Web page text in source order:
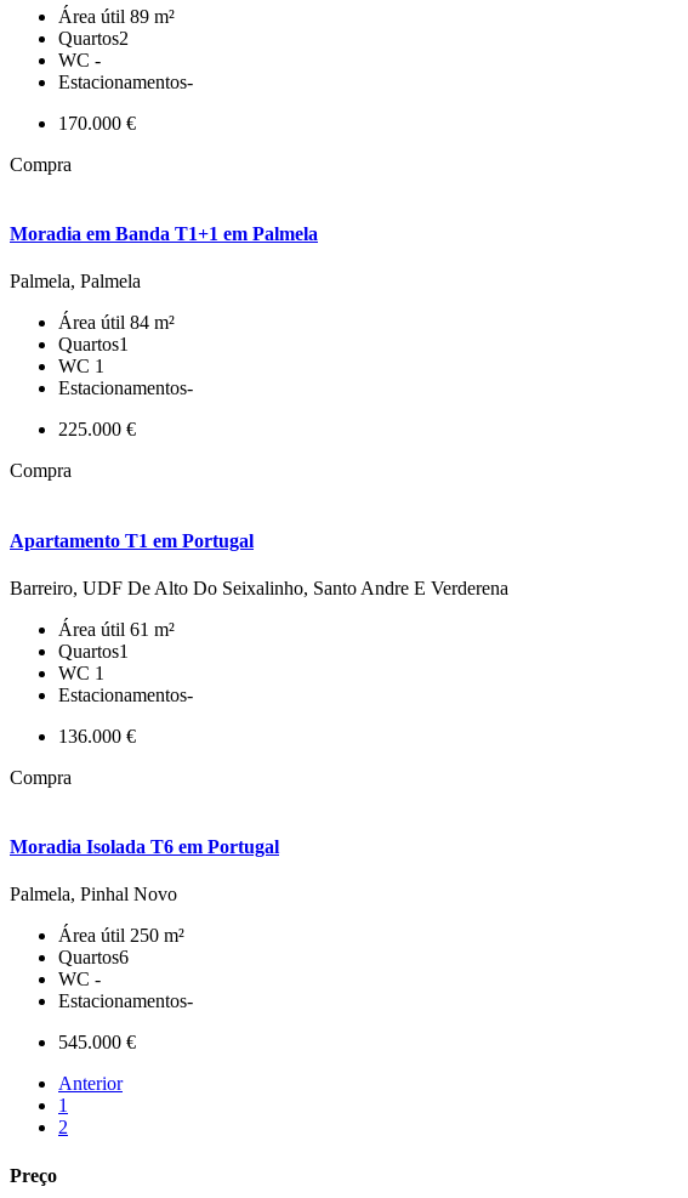
Área útil 89 m²
Quartos2
WC -
Estacionamentos-
170.000 €
Compra
Moradia em Banda T1+1 em Palmela
Palmela, Palmela
Área útil 84 m²
Quartos1
WC 1
Estacionamentos-
225.000 €
Compra
Apartamento T1 em Portugal
Barreiro, UDF De Alto Do Seixalinho, Santo Andre E Verderena
Área útil 61 m²
Quartos1
WC 1
Estacionamentos-
136.000 €
Compra
Moradia Isolada T6 em Portugal
Palmela, Pinhal Novo
Área útil 250 m²
Quartos6
WC -
Estacionamentos-
545.000 €
Anterior
1
2
Preço